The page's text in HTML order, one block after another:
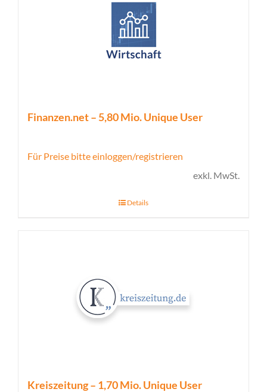
Finanzen.net – 5,80 Mio. Unique User
Für Preise bitte einloggen/registrieren
exkl. MwSt.
Details
Kreiszeitung – 1,70 Mio. Unique User